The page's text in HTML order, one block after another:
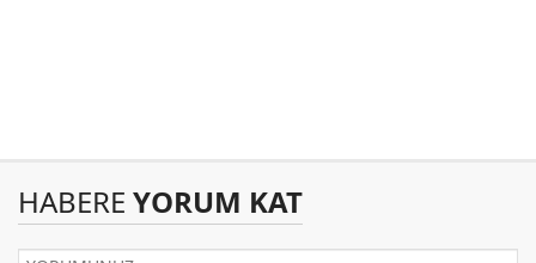
HABERE YORUM KAT